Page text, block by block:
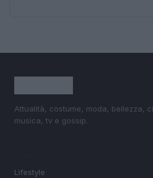
Attualità, costume, moda, bellezza,
musica, tv e gossip.
Lifestyle